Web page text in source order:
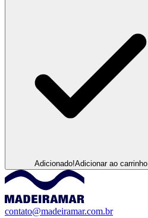
Adicionado!Adicionar ao carrinho
contato@madeiramar.com.br